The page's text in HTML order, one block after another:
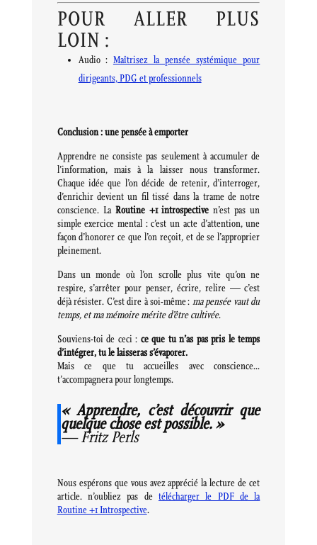
POUR ALLER PLUS
LOIN :
Audio : Maîtrisez la pensée systémique pour
dirigeants, PDG et professionnels
Conclusion : une pensée à emporter
Apprendre ne consiste pas seulement à accumuler de
l’information, mais à la laisser nous transformer.
Chaque idée que l’on décide de retenir, d’interroger,
d’enrichir devient un fil tissé dans la trame de notre
conscience. La Routine +1 introspective n’est pas un
simple exercice mental : c’est un acte d’attention, une
façon d’honorer ce que l’on reçoit, et de se l’approprier
pleinement.
Dans un monde où l’on scrolle plus vite qu’on ne
respire, s’arrêter pour penser, écrire, relire — c’est
déjà résister. C’est dire à soi-même : ma pensée vaut du
temps, et ma mémoire mérite d’être cultivée.
Souviens-toi de ceci : ce que tu n’as pas pris le temps
d’intégrer, tu le laisseras s’évaporer.
Mais ce que tu accueilles avec conscience…
t’accompagnera pour longtemps.
« Apprendre, c’est découvrir que
quelque chose est possible. »
—Fritz Perls
Nous espérons que vous avez apprécié la lecture de cet
article. n’oubliez pas de télécharger le PDF de la
Routine +1 Introspective.